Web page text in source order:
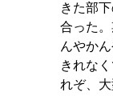
きた部
合った
んやか
きれな
れぞ、